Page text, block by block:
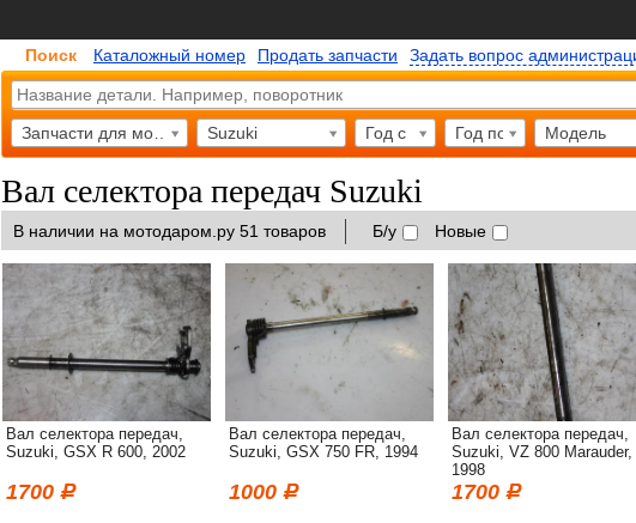
Поиск Каталожный номер Продать запчасти Задать вопрос
Suzuki Год с Год по Модель
Вал селектора передач Suzuki
В наличии на мотодаром.ру 51 товаров Б/у Новые
Вал селектора передач,
Suzuki, GSX R 600, 2002
1700
Вал селектора передач,
Suzuki, GSX 750 FR, 1994
1000
Вал селектора передач,
Suzuki, VZ 800 Marauder,
1998
1700